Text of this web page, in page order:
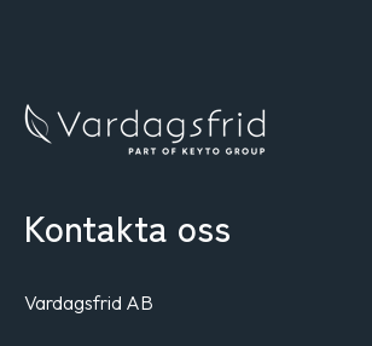
Kontakta oss
Vardagsfrid AB